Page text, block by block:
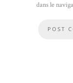
dans le